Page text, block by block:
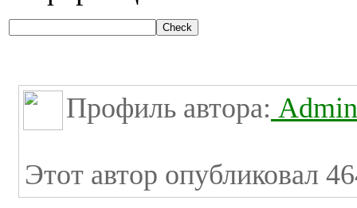
Профиль автора:
Этот автор опубликовал